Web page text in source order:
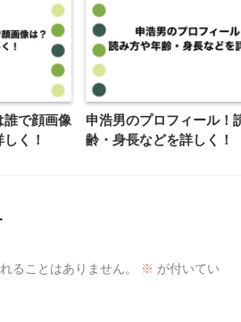
誰で顔画像
く！
申浩男のプロフィール！
齢・身長などを詳しく！
ることはありません。 ※ が付いてい